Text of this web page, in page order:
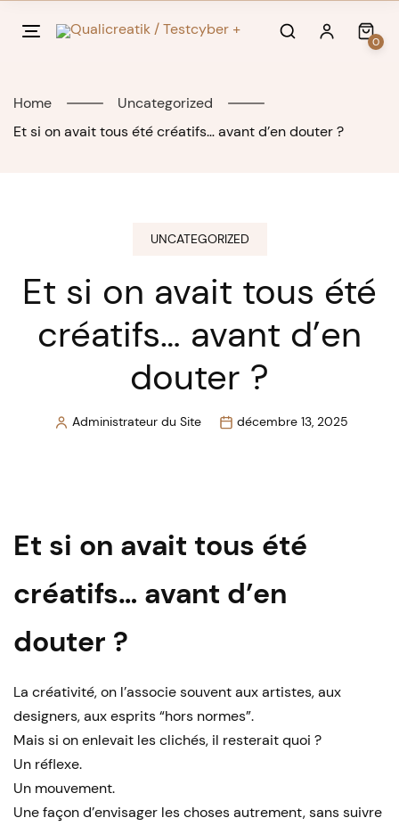
0
Home
Uncategorized
Et si on avait tous été créatifs… avant d’en douter ?
UNCATEGORIZED
Et si on avait tous été
créatifs… avant d’en
douter ?
PostedAdministrateur du Site décembre 13, 2025
Et si on avait tous été
créatifs… avant d’en
douter ?
La créativité, on l’associe souvent aux artistes, aux
designers, aux esprits “hors normes”.
Mais si on enlevait les clichés, il resterait quoi ?
Un réflexe.
Un mouvement.
Une façon d’envisager les choses autrement, sans suivre